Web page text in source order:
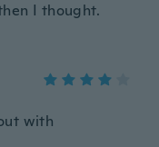
I thought.
with